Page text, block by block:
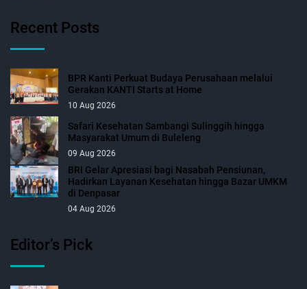
Recent Posts
BPR Kanti Perkuat Budaya Perusahaan melalui
Gerakan KANTI Starts at Home
10 Aug 2026
Safari Kesehatan Sambangi Sulinggih hingga
Masyarakat Umum di Buleleng
09 Aug 2026
BRI Gelar Apresiasi bagi Nasabah Pensiunan,
Hadirkan Layanan Kesehatan hingga Bazar UMKM
di Denpasar
04 Aug 2026
Editor’s Pick